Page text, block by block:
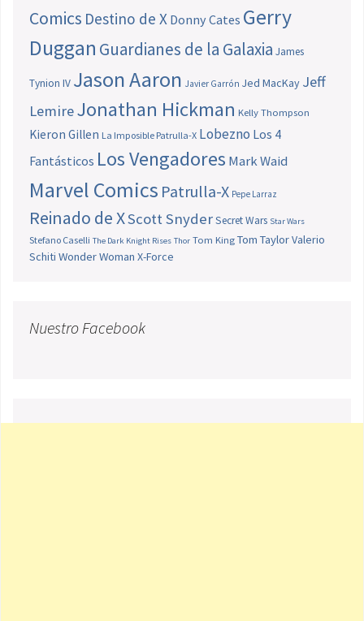
Comics Destino de X Donny Cates Gerry
Duggan Guardianes de la Galaxia James
Tynion IV Jason Aaron Javier Garrón Jed MacKay Jeff
LemireJonathan Hickman Kelly Thompson
Kieron Gillen La Imposible Patrulla-X Lobezno Los 4
Fantásticos Los Vengadores Mark Waid
Marvel Comics Patrulla-X Pepe Larraz
Reinado de XScott SnyderSecret Wars Star Wars
Stefano Caselli The Dark Knight Rises Thor Tom King Tom TaylorValerio
Schiti Wonder Woman X-Force
Nuestro Facebook